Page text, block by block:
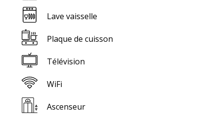
Lave vaisselle
Plaque de cuisson
Télévision
WiFi
Ascenseur